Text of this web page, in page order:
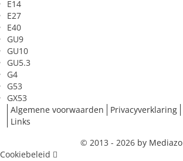
Toepassing in (ruimte)
Zeer geschikt voor
E14
E27
E40
GU9
GU10
GU5.3
G4
G53
GX53
Algemene voorwaarden
Privacyverklaring
Links
© 2013 - 2026 by Mediazo
Cookiebeleid